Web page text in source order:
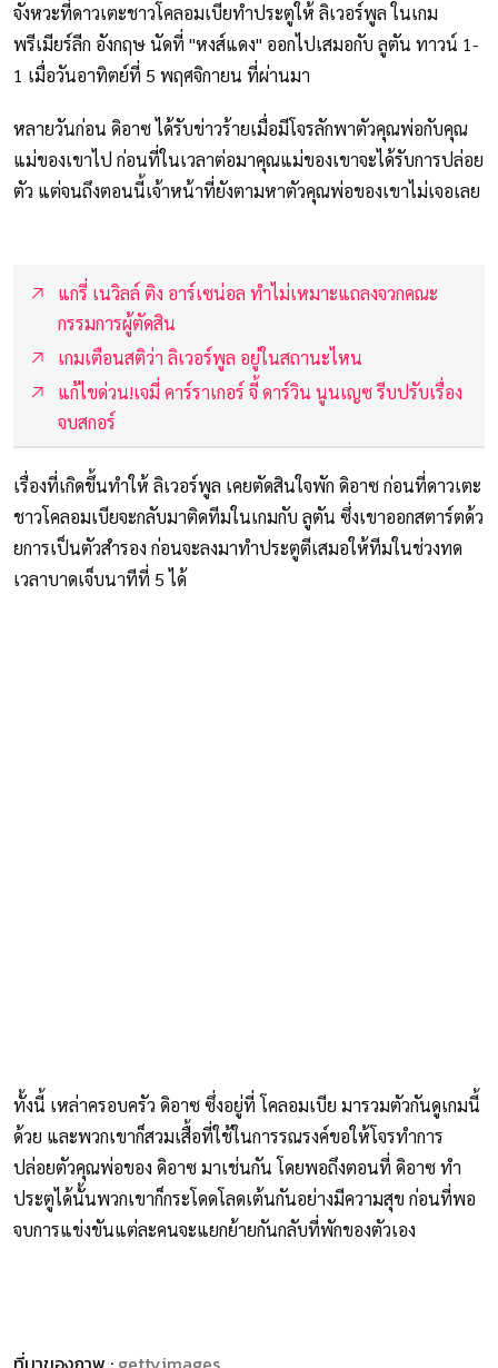
จังหวะที่ดาวเตะชาวโคลอมเบียทำประตูให้ ลิเวอร์พูล ในเกม
พรีเมียร์ลีก อังกฤษ นัดที่ "หงส์แดง" ออกไปเสมอกับ ลูตัน ทาวน์ 1-
1 เมื่อวันอาทิตย์ที่ 5 พฤศจิกายน ที่ผ่านมา
หลายวันก่อน ดิอาซ ได้รับข่าวร้ายเมื่อมีโจรลักพาตัวคุณพ่อกับคุณ
แม่ของเขาไป ก่อนที่ในเวลาต่อมาคุณแม่ของเขาจะได้รับการปล่อย
ตัว แต่จนถึงตอนนี้เจ้าหน้าที่ยังตามหาตัวคุณพ่อของเขาไม่เจอเลย
แกรี่ เนวิลล์ ติง อาร์เซน่อล ทำไม่เหมาะแถลงจวกคณะ
กรรมการผู้ตัดสิน
เกมเตือนสติว่า ลิเวอร์พูล อยู่ในสถานะไหน
แก้ไขด่วน!เจมี่ คาร์ราเกอร์ จี้ ดาร์วิน นูนเญซ รีบปรับเรื่อง
จบสกอร์
เรื่องที่เกิดขึ้นทำให้ ลิเวอร์พูล เคยตัดสินใจพัก ดิอาซ ก่อนที่ดาวเตะ
ชาวโคลอมเบียจะกลับมาติดทีมในเกมกับ ลูตัน ซึ่งเขาออกสตาร์ตด้ว
ยการเป็นตัวสำรอง ก่อนจะลงมาทำประตูตีเสมอให้ทีมในช่วงทด
เวลาบาดเจ็บนาทีที่ 5 ได้
ทั้งนี้ เหล่าครอบครัว ดิอาซ ซึ่งอยู่ที่ โคลอมเบีย มารวมตัวกันดูเกมนี้
ด้วย และพวกเขาก็สวมเสื้อที่ใช้ในการรณรงค์ขอให้โจรทำการ
ปล่อยตัวคุณพ่อของ ดิอาซ มาเช่นกัน โดยพอถึงตอนที่ ดิอาซ ทำ
ประตูได้นั้นพวกเขาก็กระโดดโลดเต้นกันอย่างมีความสุข ก่อนที่พอ
จบการแข่งขันแต่ละคนจะแยกย้ายกันกลับที่พักของตัวเอง